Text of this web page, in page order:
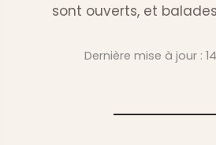
sont ouverts, et
Dernière mise à jour :